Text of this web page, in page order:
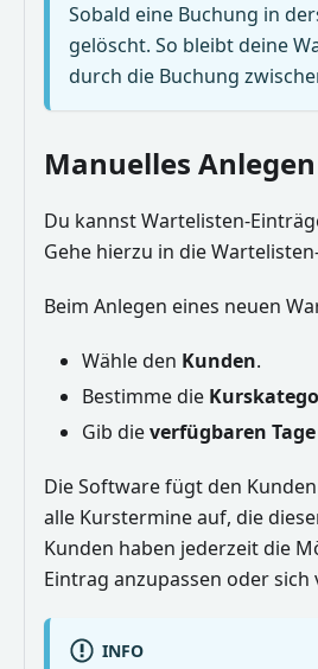
Sobald eine Buchung in
gelöscht. So bleibt deine
durch die Buchung
Manuelles
Du kannst Wartelisten-
Gehe hierzu in die
Beim Anlegen eines neuen
Wähle den Kunden.
Bestimme die
Gib dieverfügbaren Tage
Die Software fügt den
alle Kurstermine auf, die
Kunden haben jederzeit die
Eintrag anzupassen oder
INFO